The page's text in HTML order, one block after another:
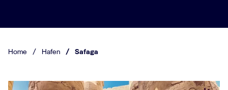
Home / Hafen / Safaga